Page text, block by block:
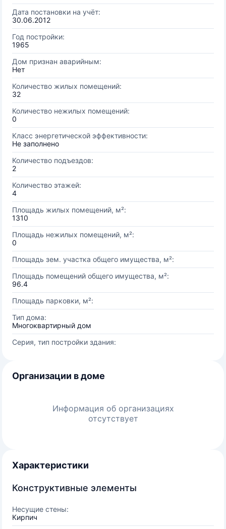
Дата постановки на учёт:
30.06.2012
Год постройки:
1965
Дом признан аварийным:
Нет
Количество жилых помещений:
32
Количество нежилых помещений:
0
Класс энергетической эффективности:
Не заполнено
Количество подъездов:
2
Количество этажей:
4
Площадь жилых помещений, м²:
1310
Площадь нежилых помещений, м²:
0
Площадь зем. участка общего имущества, м²:
Площадь помещений общего имущества, м²:
96.4
Площадь парковки, м²:
Тип дома:
Многоквартирный дом
Серия, тип постройки здания:
Организации в доме
Информация об организациях
отсутствует
Характеристики
Конструктивные элементы
Несущие стены:
Кирпич